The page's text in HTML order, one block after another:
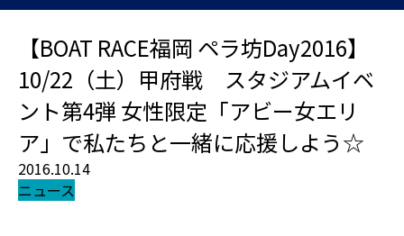
【BOAT RACE福岡 ペラ坊Day2016】
10/22（土）甲府戦 スタジアムイベ
ント第4弾 女性限定「アビー女エリ
ア」で私たちと一緒に応援しよう☆
2016.10.14
ニュース